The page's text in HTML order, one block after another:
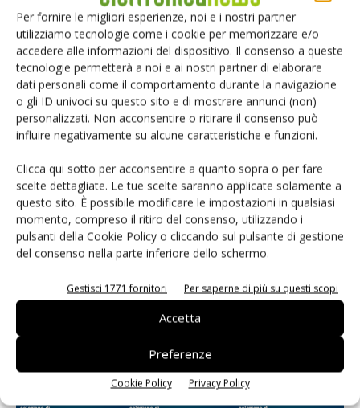
Per fornire le migliori esperienze, noi e i nostri partner
utilizziamo tecnologie come i cookie per memorizzare e/o
accedere alle informazioni del dispositivo. Il consenso a queste
tecnologie permetterà a noi e ai nostri partner di elaborare
dati personali come il comportamento durante la navigazione
o gli ID univoci su questo sito e di mostrare annunci (non)
personalizzati. Non acconsentire o ritirare il consenso può
influire negativamente su alcune caratteristiche e funzioni.
Clicca qui sotto per acconsentire a quanto sopra o per fare
scelte dettagliate. Le tue scelte saranno applicate solamente a
questo sito. È possibile modificare le impostazioni in qualsiasi
momento, compreso il ritiro del consenso, utilizzando i
pulsanti della Cookie Policy o cliccando sul pulsante di gestione
del consenso nella parte inferiore dello schermo.
Gestisci 1771 fornitori Per saperne di più su questi scopi
Accetta
Preferenze
Cookie Policy Privacy Policy
Salva il mio nome, email e sito web in questo browser per i
prossimi commenti.
Selezione di elettronica